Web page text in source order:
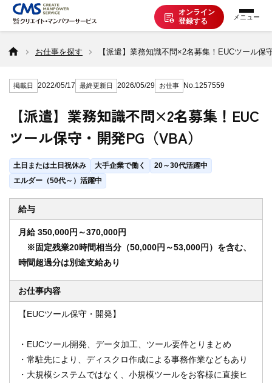
オンライン
登録する
お仕事を探す
派遣で働く
登録の流れ
派遣の知識
企業の方へ
CMSについて
オンライン登録する
閉じる
お仕事を探す 【派遣】業務知識不問×2名募集！EUCツール保
掲載日 2022/05/17 最終更新日 2026/05/29 お仕事 No.1257559
【派遣】業務知識不問×2名募集！EUC
ツール保守・開発PG（VBA）
土日または土日祝休み 大手企業で働く
20～30代活躍中
エルダー（50代～）活躍中
給与
月給 350,000円～370,000円
※固定残業20時間相当分（50,000円～53,000円）を含む、
時間超過分は別途支給あり
お仕事内容
【EUCツール保守・開発】
・EUCツール開発、データ加工、ツール要件とりまとめ
・常駐先により、ディスクロ作成による事務作業などもあり
・大規模システムではなく、小規模ツールをお客様に直接ヒ